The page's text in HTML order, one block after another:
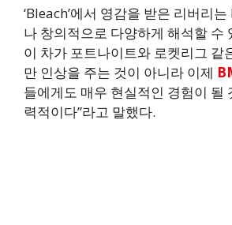
‘Bleach’에서 영감을 받은 리버리
나 창의적으로 다양하게 해석할 수
이 차가 포트나이트와 로켓리그 같
만 인상을 주는 것이 아니라 이제
들에게도 매우 현실적인 경험이 될
력적이다”라고 말했다.